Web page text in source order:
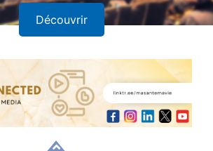
Découvrir